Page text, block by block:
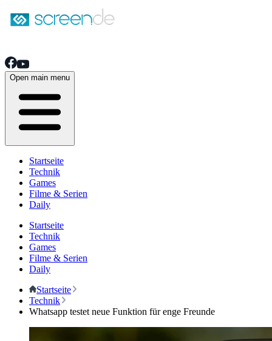
Open main menu
Startseite
Technik
Games
Filme & Serien
Daily
Startseite
Technik
Games
Filme & Serien
Daily
Startseite
Technik
Whatsapp testet neue Funktion für enge Freunde